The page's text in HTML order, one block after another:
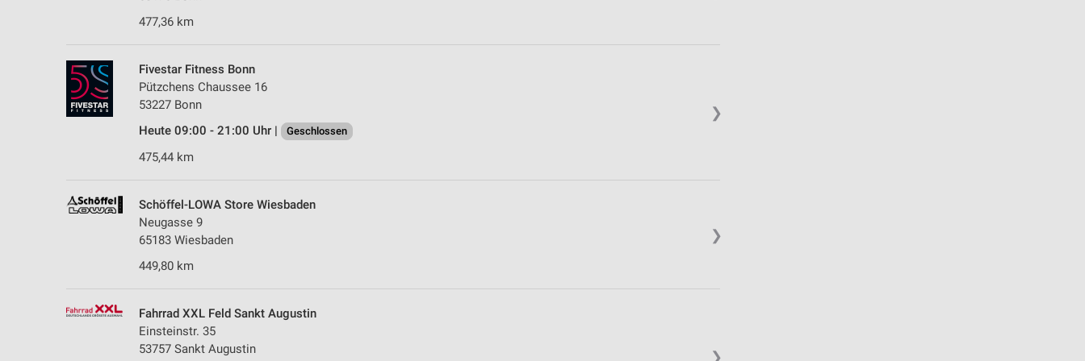
477,36 km
❯
Fivestar Fitness Bonn
Pützchens Chaussee 16
53227 Bonn
Heute 09:00 - 21:00 Uhr |
Geschlossen
475,44 km
❯
Schöffel-LOWA Store Wiesbaden
Neugasse 9
65183 Wiesbaden
449,80 km
❯
Fahrrad XXL Feld Sankt Augustin
Einsteinstr. 35
53757 Sankt Augustin